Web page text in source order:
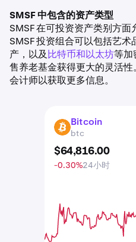
SMSF 中包含的资产类型
SMSF 在可投资资产类别方面
SMSF 投资组合可以包括艺
产，以及 比特币和以太坊等加
售养老基金获得更大的灵活
会计师以获取更多信息。
BTC Bitcoin
btc
$64,816.00
-0.30%24小时